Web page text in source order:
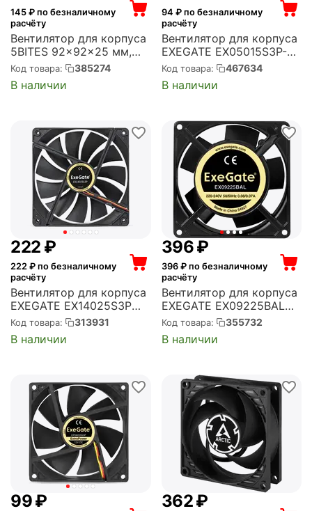
145 ₽ по безналичному
расчёту
Вентилятор для корпуса
5BITES 92x92x25 мм,
2500 об/мин, 49 CFM, 32
дБ, Molex (FB9225S-
12H4MX)
Код товара: 385274
В наличии
94 ₽ по безналичному
расчёту
Вентилятор для корпуса
EXEGATE EX05015S3P-24
50x50x15 мм, 7000 об/
мин, 17 CFM, 36 дБ, 3 pin
(EX297071RUS)
Код товара: 467634
В наличии
‍222‍ ₽
222 ₽ по безналичному
расчёту
Вентилятор для корпуса
EXEGATE EX14025S3P
140x140x25 мм, 1200 об/
мин, 66 CFM, 24 дБ, 3
pin (EX283396RUS)
Код товара: 313931
В наличии
‍396‍₽
396₽ по безналичному
расчёту
Вентилятор для корпуса
EXEGATE EX09225BAL
92x92x25 мм, 2500 об/
мин, 26 CFM, 32 дБ,
подводящий провод 30
Код товара: 355732
В наличии
‍99‍₽ ‍362‍₽